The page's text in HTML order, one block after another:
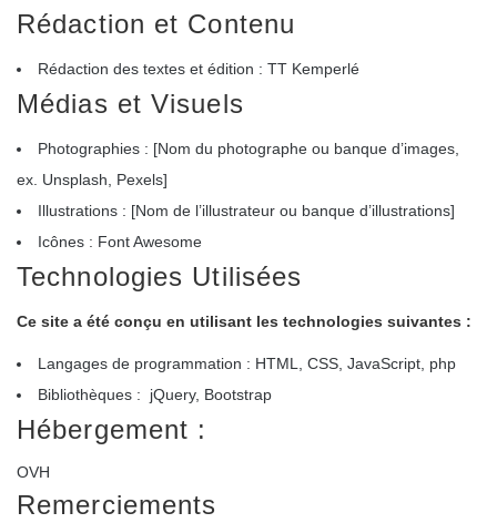
Rédaction et Contenu
Rédaction des textes et édition : TT Kemperlé
Médias et Visuels
Photographies : [Nom du photographe ou banque d’images,
ex. Unsplash, Pexels]
Illustrations : [Nom de l’illustrateur ou banque d’illustrations]
Icônes : Font Awesome
Technologies Utilisées
Ce site a été conçu en utilisant les technologies suivantes :
Langages de programmation : HTML, CSS, JavaScript, php
Bibliothèques : jQuery, Bootstrap
Hébergement :
OVH
Remerciements